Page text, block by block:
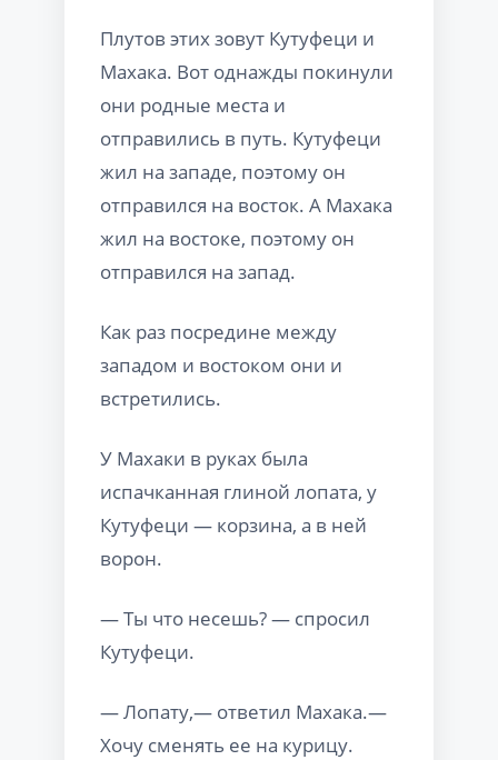
Плутов этих зовут Кутуфеци и
Махака. Вот однажды покинули
они родные места и
отправились в путь. Кутуфеци
жил на западе, поэтому он
отправился на восток. А Махака
жил на востоке, поэтому он
отправился на запад.
Как раз посредине между
западом и востоком они и
встретились.
У Махаки в руках была
испачканная глиной лопата, у
Кутуфеци — корзина, а в ней
ворон.
— Ты что несешь? — спросил
Кутуфеци.
— Лопату,— ответил Махака.—
Хочу сменять ее на курицу.